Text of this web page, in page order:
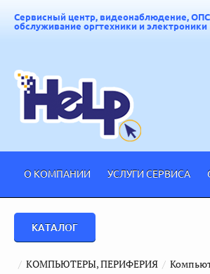
Сервисный центр, видеонаблюдение,
обслуживание оргтехники и электроники
О КОМПАНИИ УСЛУГИ СЕРВИСА
КАТАЛОГ
  /
КОМПЬЮТЕРЫ, ПЕРИФЕРИЯ
  /